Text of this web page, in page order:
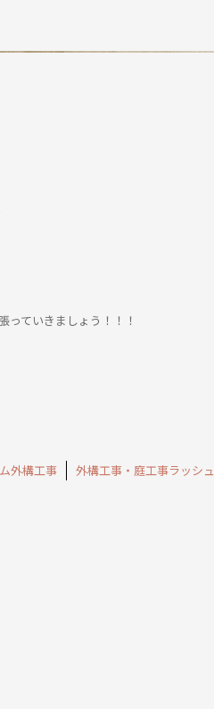
っていきましょう！！！
外構工事 外構工事・庭工事ラッシュ